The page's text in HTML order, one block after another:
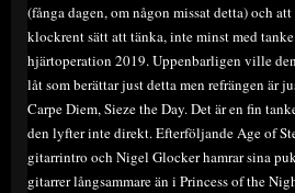
(fånga dagen, om någon missat detta) och
klockrent sätt att tänka, inte minst med
hjärtoperation 2019. Uppenbarligen ville
låt som berättar just detta men refrängen är
Carpe Diem, Sieze the Day. Det är en fin
den lyfter inte direkt. Efterföljande Age of
gitarrintro och Nigel Glocker hamrar sina
gitarrer långsammare än i Princess of the